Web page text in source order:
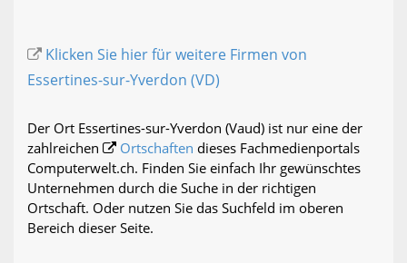
Klicken Sie hier für weitere Firmen von
Essertines-sur-Yverdon (VD)
Der Ort Essertines-sur-Yverdon (Vaud) ist nur eine der
zahlreichen
Ortschaften dieses Fachmedienportals
Computerwelt.ch. Finden Sie einfach Ihr gewünschtes
Unternehmen durch die Suche in der richtigen
Ortschaft. Oder nutzen Sie das Suchfeld im oberen
Bereich dieser Seite.